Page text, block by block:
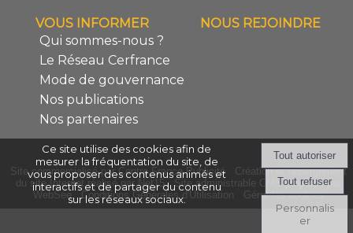
VOUS INFORMER
Qui sommes-nous ?
Le Réseau Cerfrance
Mode de gouvernance
Nos publications
Nos partenaires
NOUS REJOINDRE
Site commercialisé par Centre France Publicité- Création et hébergement
du site Internet réalisé par Net15- Site administrable CMS propulsé par
WebSee-Conditions Générales d'Utilisation Gérer les cookies
Ce site utilise des cookies afin de
mesurer la fréquentation du site, de
vous proposer des contenus animés et
interactifs et de partager du contenu
sur les réseaux sociaux.
Personnalis
er